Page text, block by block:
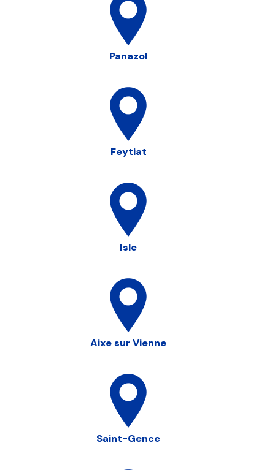
Panazol
Feytiat
Isle
Aixe sur Vienne
Saint-Gence